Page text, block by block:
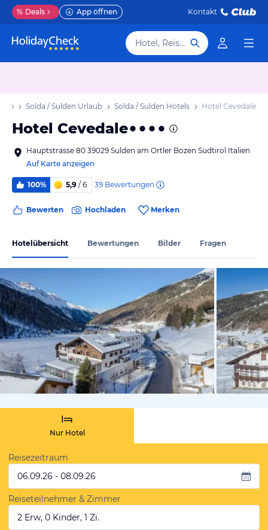
% Deals App öffnen Kontakt
Hotel, Reiseziel
Solda / Sulden Urlaub Solda / Sulden Hotels Hotel Cevedale
Hotel Cevedale
Hauptstrasse 80 39029 Sulden am Ortler Bozen Südtirol Italien
Auf Karte anzeigen
100% 5,9 / 6 39 Bewertungen
Bewerten Hochladen Merken
Hotelübersicht Bewertungen Bilder Fragen
vom
Nur Hotel
Reisezeitraum
06.09.26 - 08.09.26
Reiseteilnehmer & Zimmer
2 Erw, 0 Kinder, 1 Zi.